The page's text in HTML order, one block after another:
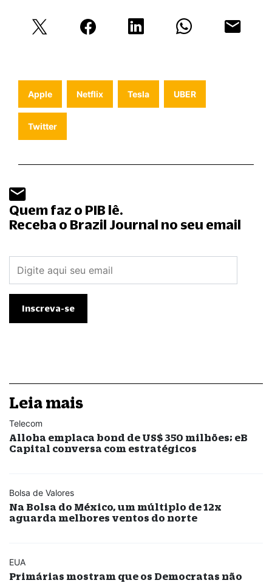
Apple Netflix Tesla UBER
Twitter
Quem faz o PIB lê.
Receba o Brazil Journal no seu email
Leia mais
Telecom
Alloha emplaca bond de US$ 350 milhões; eB
Capital conversa com estratégicos
Bolsa de Valores
Na Bolsa do México, um múltiplo de 12x
aguarda melhores ventos do norte
EUA
Primárias mostram que os Democratas não